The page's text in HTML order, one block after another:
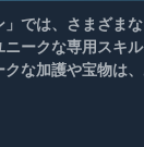
」では、さまざま
ークな専用スキ
な加護や宝物は